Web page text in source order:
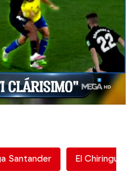
2020, 02:12
Santander El